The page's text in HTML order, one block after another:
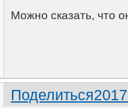
Можно сказать, что
Поделиться